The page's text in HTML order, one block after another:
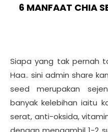
6 MANFAAT CHIA
Siapa yang tak pernah
Haa.. sini admin share
seed merupakan
banyak kelebihan iaitu
serat, anti-oksida,